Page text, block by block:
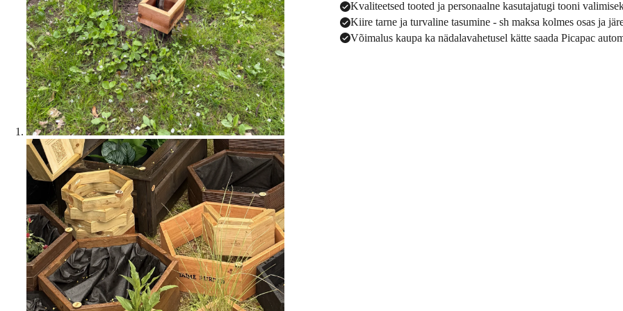
Kvaliteetsed tooted ja personaalne kasutajatugi tooni
Kiire tarne ja turvaline tasumine - sh maksa kolmes osas ja
Võimalus kaupa ka nädalavahetusel kätte saada Picapac